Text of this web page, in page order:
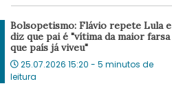
Bolsopetismo: Flávio repete Lula e
diz que pai é "vítima da maior farsa
que país já viveu"
25.07.2026 15:20 - 5 minutos de
leitura